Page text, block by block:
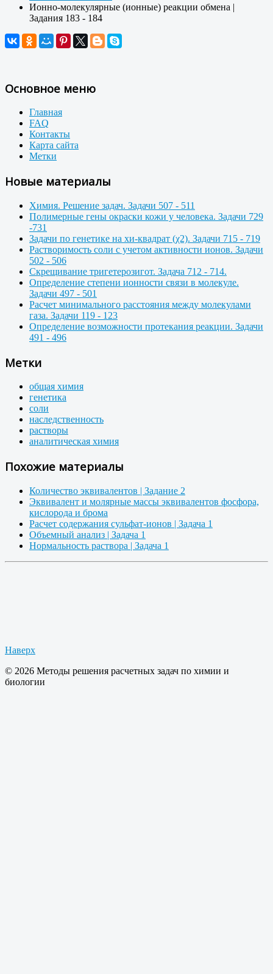
Ионно-молекулярные (ионные) реакции обмена |
Задания 183 - 184
Основное меню
Главная
FAQ
Контакты
Карта сайта
Метки
Новые материалы
Химия. Решение задач. Задачи 507 - 511
Полимерные гены окраски кожи у человека. Задачи 729
-731
Задачи по генетике на хи-квадрат (χ2). Задачи 715 - 719
Растворимость соли с учетом активности ионов. Задачи
502 - 506
Скрещивание тригетерозигот. Задача 712 - 714.
Определение степени ионности связи в молекуле.
Задачи 497 - 501
Расчет минимального расстояния между молекулами
газа. Задачи 119 - 123
Определение возможности протекания реакции. Задачи
491 - 496
Метки
общая химия
генетика
соли
наследственность
растворы
аналитическая химия
Похожие материалы
Количество эквивалентов | Задание 2
Эквивалент и молярные массы эквивалентов фосфора,
кислорода и брома
Расчет содержания сульфат-ионов | Задача 1
Объемный анализ | Задача 1
Нормальность раствора | Задача 1
Наверх
© 2026 Методы решения расчетных задач по химии и
биологии